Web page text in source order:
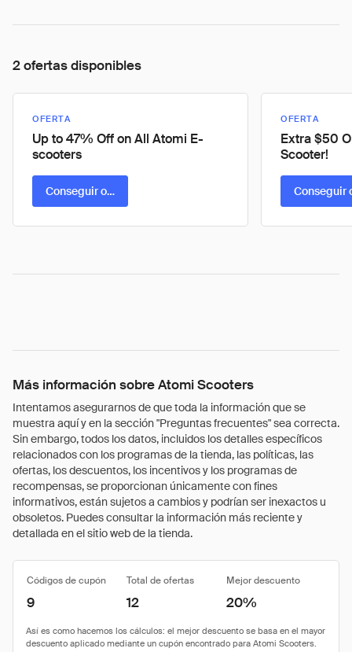
2 ofertas disponibles
OFERTA
Up to 47% Off on All Atomi E-
scooters
Conseguir oferta
OFERTA
Extra $50
Scooter!
Conseguir
Más información sobre Atomi Scooters
Intentamos asegurarnos de que toda la información que se
muestra aquí y en la sección "Preguntas frecuentes" sea correcta.
Sin embargo, todos los datos, incluidos los detalles específicos
relacionados con los programas de la tienda, las políticas, las
ofertas, los descuentos, los incentivos y los programas de
recompensas, se proporcionan únicamente con fines
informativos, están sujetos a cambios y podrían ser inexactos u
obsoletos. Puedes consultar la información más reciente y
detallada en el sitio web de la tienda.
Códigos de cupón Total de ofertas Mejor descuento
9 12 20%